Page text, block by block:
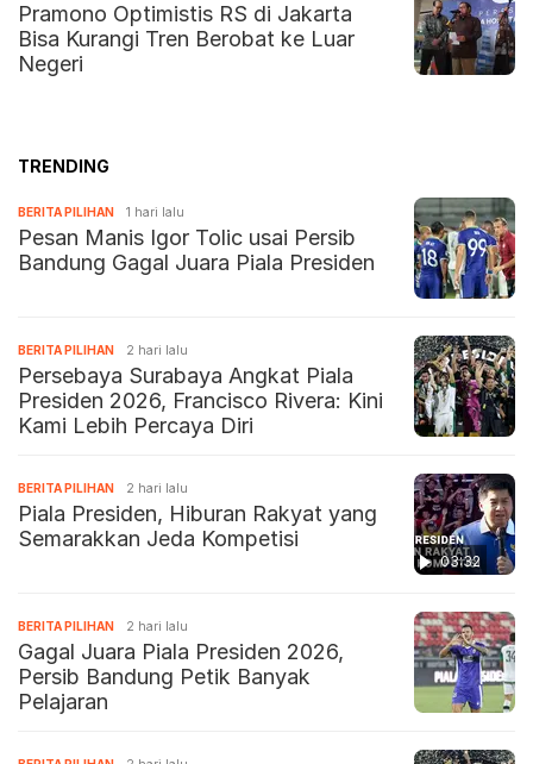
Pramono Optimistis RS di Jakarta
Bisa Kurangi Tren Berobat ke Luar
Negeri
TRENDING
BERITA PILIHAN 1 hari lalu
Pesan Manis Igor Tolic usai Persib
Bandung Gagal Juara Piala Presiden
BERITA PILIHAN 2 hari lalu
Persebaya Surabaya Angkat Piala
Presiden 2026, Francisco Rivera: Kini
Kami Lebih Percaya Diri
03:32
BERITA PILIHAN 2 hari lalu
Piala Presiden, Hiburan Rakyat yang
Semarakkan Jeda Kompetisi
BERITA PILIHAN 2 hari lalu
Gagal Juara Piala Presiden 2026,
Persib Bandung Petik Banyak
Pelajaran